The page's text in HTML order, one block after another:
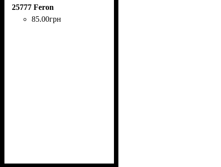
25777 Feron
85.00грн